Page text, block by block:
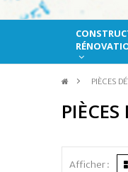
> PIÈCES
Afficher :